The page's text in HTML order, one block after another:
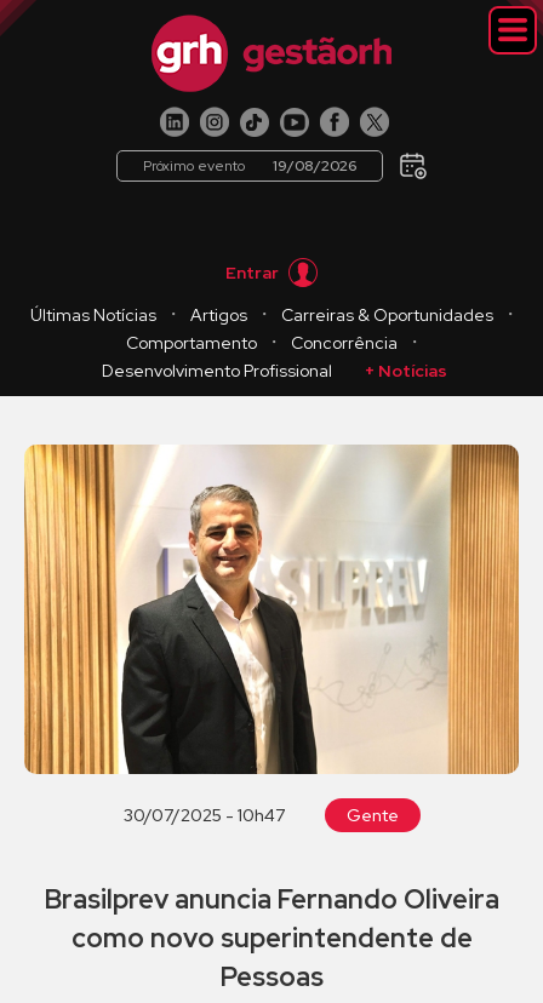
Próximo evento 19/08/2026
Entrar
Últimas Notícias
・ Artigos ・ Carreiras & Oportunidades
・
Comportamento
・ Concorrência
・
Desenvolvimento Profissional
+ Notícias
30/07/2025 - 10h47 Gente
Brasilprev anuncia Fernando Oliveira
como novo superintendente de
Pessoas